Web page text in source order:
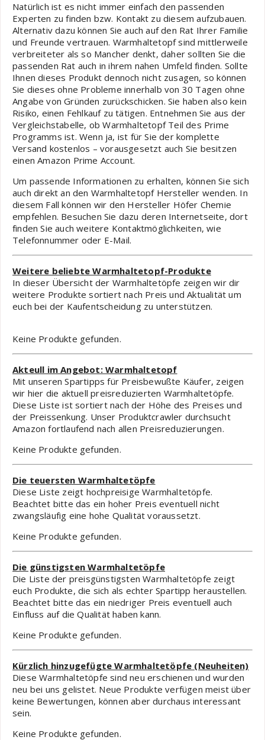
Natürlich ist es nicht immer einfach den passenden
Experten zu finden bzw. Kontakt zu diesem aufzubauen.
Alternativ dazu können Sie auch auf den Rat Ihrer Familie
und Freunde vertrauen. Warmhaltetopf sind mittlerweile
verbreiteter als so Mancher denkt, daher sollten Sie die
passenden Rat auch in ihrem nahen Umfeld finden. Sollte
Ihnen dieses Produkt dennoch nicht zusagen, so können
Sie dieses ohne Probleme innerhalb von 30 Tagen ohne
Angabe von Gründen zurückschicken. Sie haben also kein
Risiko, einen Fehlkauf zu tätigen. Entnehmen Sie aus der
Vergleichstabelle, ob Warmhaltetopf Teil des Prime
Programms ist. Wenn ja, ist für Sie der komplette
Versand kostenlos – vorausgesetzt auch Sie besitzen
einen Amazon Prime Account.
Um passende Informationen zu erhalten, können Sie sich
auch direkt an den Warmhaltetopf Hersteller wenden. In
diesem Fall können wir den Hersteller Höfer Chemie
empfehlen. Besuchen Sie dazu deren Internetseite, dort
finden Sie auch weitere Kontaktmöglichkeiten, wie
Telefonnummer oder E-Mail.
Weitere beliebte Warmhaltetopf-Produkte
In dieser Übersicht der Warmhaltetöpfe zeigen wir dir
weitere Produkte sortiert nach Preis und Aktualität um
euch bei der Kaufentscheidung zu unterstützen.
Keine Produkte gefunden.
Akteull im Angebot: Warmhaltetopf
Mit unseren Spartipps für Preisbewußte Käufer, zeigen
wir hier die aktuell preisreduzierten Warmhaltetöpfe.
Diese Liste ist sortiert nach der Höhe des Preises und
der Preissenkung. Unser Produktcrawler durchsucht
Amazon fortlaufend nach allen Preisreduzierungen.
Keine Produkte gefunden.
Die teuersten Warmhaltetöpfe
Diese Liste zeigt hochpreisige Warmhaltetöpfe.
Beachtet bitte das ein hoher Preis eventuell nicht
zwangsläufig eine hohe Qualität voraussetzt.
Keine Produkte gefunden.
Die günstigsten Warmhaltetöpfe
Die Liste der preisgünstigsten Warmhaltetöpfe zeigt
euch Produkte, die sich als echter Spartipp heraustellen.
Beachtet bitte das ein niedriger Preis eventuell auch
Einfluss auf die Qualität haben kann.
Keine Produkte gefunden.
Kürzlich hinzugefügte Warmhaltetöpfe (Neuheiten)
Diese Warmhaltetöpfe sind neu erschienen und wurden
neu bei uns gelistet. Neue Produkte verfügen meist über
keine Bewertungen, können aber durchaus interessant
sein.
Keine Produkte gefunden.